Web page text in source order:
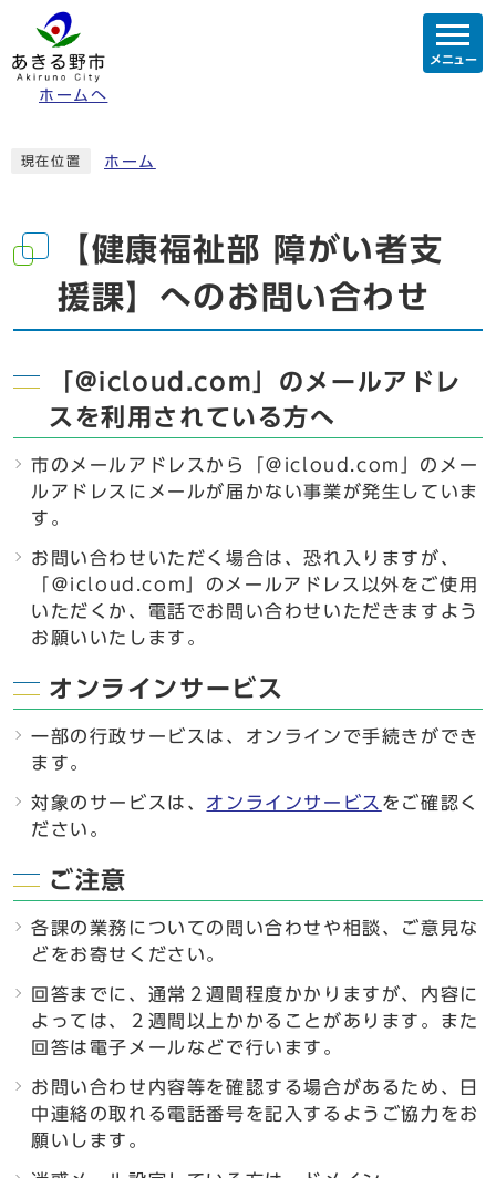
ホームへ
メニュー
現在位置 ホーム
【健康福祉部 障がい者支
援課】へのお問い合わせ
「@icloud.com」のメールアドレ
スを利用されている方へ
市のメールアドレスから「＠icloud.com」のメー
ルアドレスにメールが届かない事業が発生していま
す。
お問い合わせいただく場合は、恐れ入りますが、
「＠icloud.com」のメールアドレス以外をご使用
いただくか、電話でお問い合わせいただきますよう
お願いいたします。
オンラインサービス
一部の行政サービスは、オンラインで手続きができ
ます。
対象のサービスは、 オンラインサービス をご確認く
ださい。
ご注意
各課の業務についての問い合わせや相談、ご意見な
どをお寄せください。
回答までに、通常２週間程度かかりますが、内容に
よっては、２週間以上かかることがあります。また
回答は電子メールなどで行います。
お問い合わせ内容等を確認する場合があるため、日
中連絡の取れる電話番号を記入するようご協力をお
願いします。